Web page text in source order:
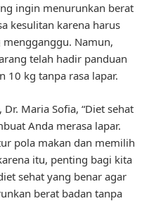
ingin menurunkan berat
kesulitan karena harus
Namun,
telah hadir panduan
10 kg tanpa rasa lapar.
Maria Sofia, “Diet sehat
Anda merasa lapar.
pola makan dan memilih
itu, penting bagi kita
sehat yang benar agar
berat badan tanpa